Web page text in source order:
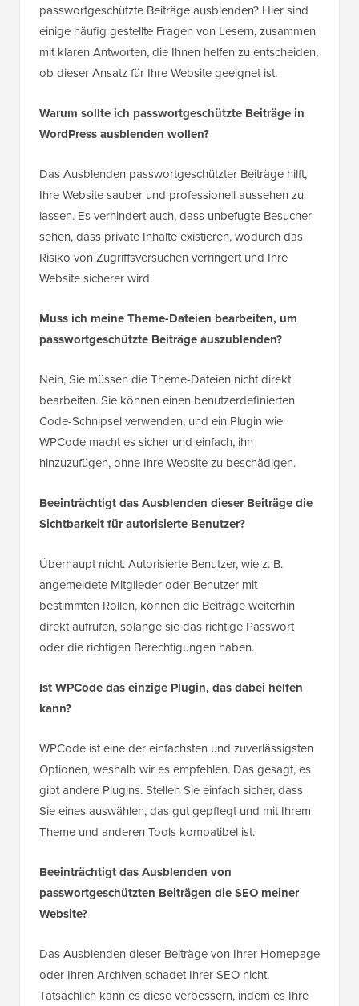
passwortgeschützte Beiträge ausblenden? Hier sind
einige häufig gestellte Fragen von Lesern, zusammen
mit klaren Antworten, die Ihnen helfen zu entscheiden,
ob dieser Ansatz für Ihre Website geeignet ist.
Warum sollte ich passwortgeschützte Beiträge in
WordPress ausblenden wollen?
Das Ausblenden passwortgeschützter Beiträge hilft,
Ihre Website sauber und professionell aussehen zu
lassen. Es verhindert auch, dass unbefugte Besucher
sehen, dass private Inhalte existieren, wodurch das
Risiko von Zugriffsversuchen verringert und Ihre
Website sicherer wird.
Muss ich meine Theme-Dateien bearbeiten, um
passwortgeschützte Beiträge auszublenden?
Nein, Sie müssen die Theme-Dateien nicht direkt
bearbeiten. Sie können einen benutzerdefinierten
Code-Schnipsel verwenden, und ein Plugin wie
WPCode macht es sicher und einfach, ihn
hinzuzufügen, ohne Ihre Website zu beschädigen.
Beeinträchtigt das Ausblenden dieser Beiträge die
Sichtbarkeit für autorisierte Benutzer?
Überhaupt nicht. Autorisierte Benutzer, wie z. B.
angemeldete Mitglieder oder Benutzer mit
bestimmten Rollen, können die Beiträge weiterhin
direkt aufrufen, solange sie das richtige Passwort
oder die richtigen Berechtigungen haben.
Ist WPCode das einzige Plugin, das dabei helfen
kann?
WPCode ist eine der einfachsten und zuverlässigsten
Optionen, weshalb wir es empfehlen. Das gesagt, es
gibt andere Plugins. Stellen Sie einfach sicher, dass
Sie eines auswählen, das gut gepflegt und mit Ihrem
Theme und anderen Tools kompatibel ist.
Beeinträchtigt das Ausblenden von
passwortgeschützten Beiträgen die SEO meiner
Website?
Das Ausblenden dieser Beiträge von Ihrer Homepage
oder Ihren Archiven schadet Ihrer SEO nicht.
Tatsächlich kann es diese verbessern, indem es Ihre